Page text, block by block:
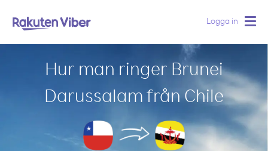
Logga in
Hur man ringer Brunei
Darussalam från Chile